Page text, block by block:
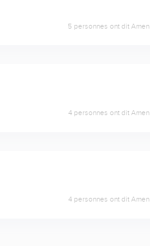
5 personnes ont dit Amen
4 personnes ont dit Amen
4 personnes ont dit Amen